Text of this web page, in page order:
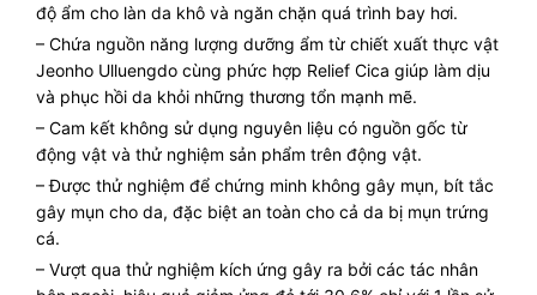
độ ẩm cho làn da khô và ngăn chặn quá trình bay hơi.
– Chứa nguồn năng lượng dưỡng ẩm từ chiết xuất thực vật
Jeonho Ulluengdo cùng phức hợp Relief Cica giúp làm dịu
và phục hồi da khỏi những thương tổn mạnh mẽ.
– Cam kết không sử dụng nguyên liệu có nguồn gốc từ
động vật và thử nghiệm sản phẩm trên động vật.
– Được thử nghiệm để chứng minh không gây mụn, bít tắc
gây mụn cho da, đặc biệt an toàn cho cả da bị mụn trứng
cá.
– Vượt qua thử nghiệm kích ứng gây ra bởi các tác nhân